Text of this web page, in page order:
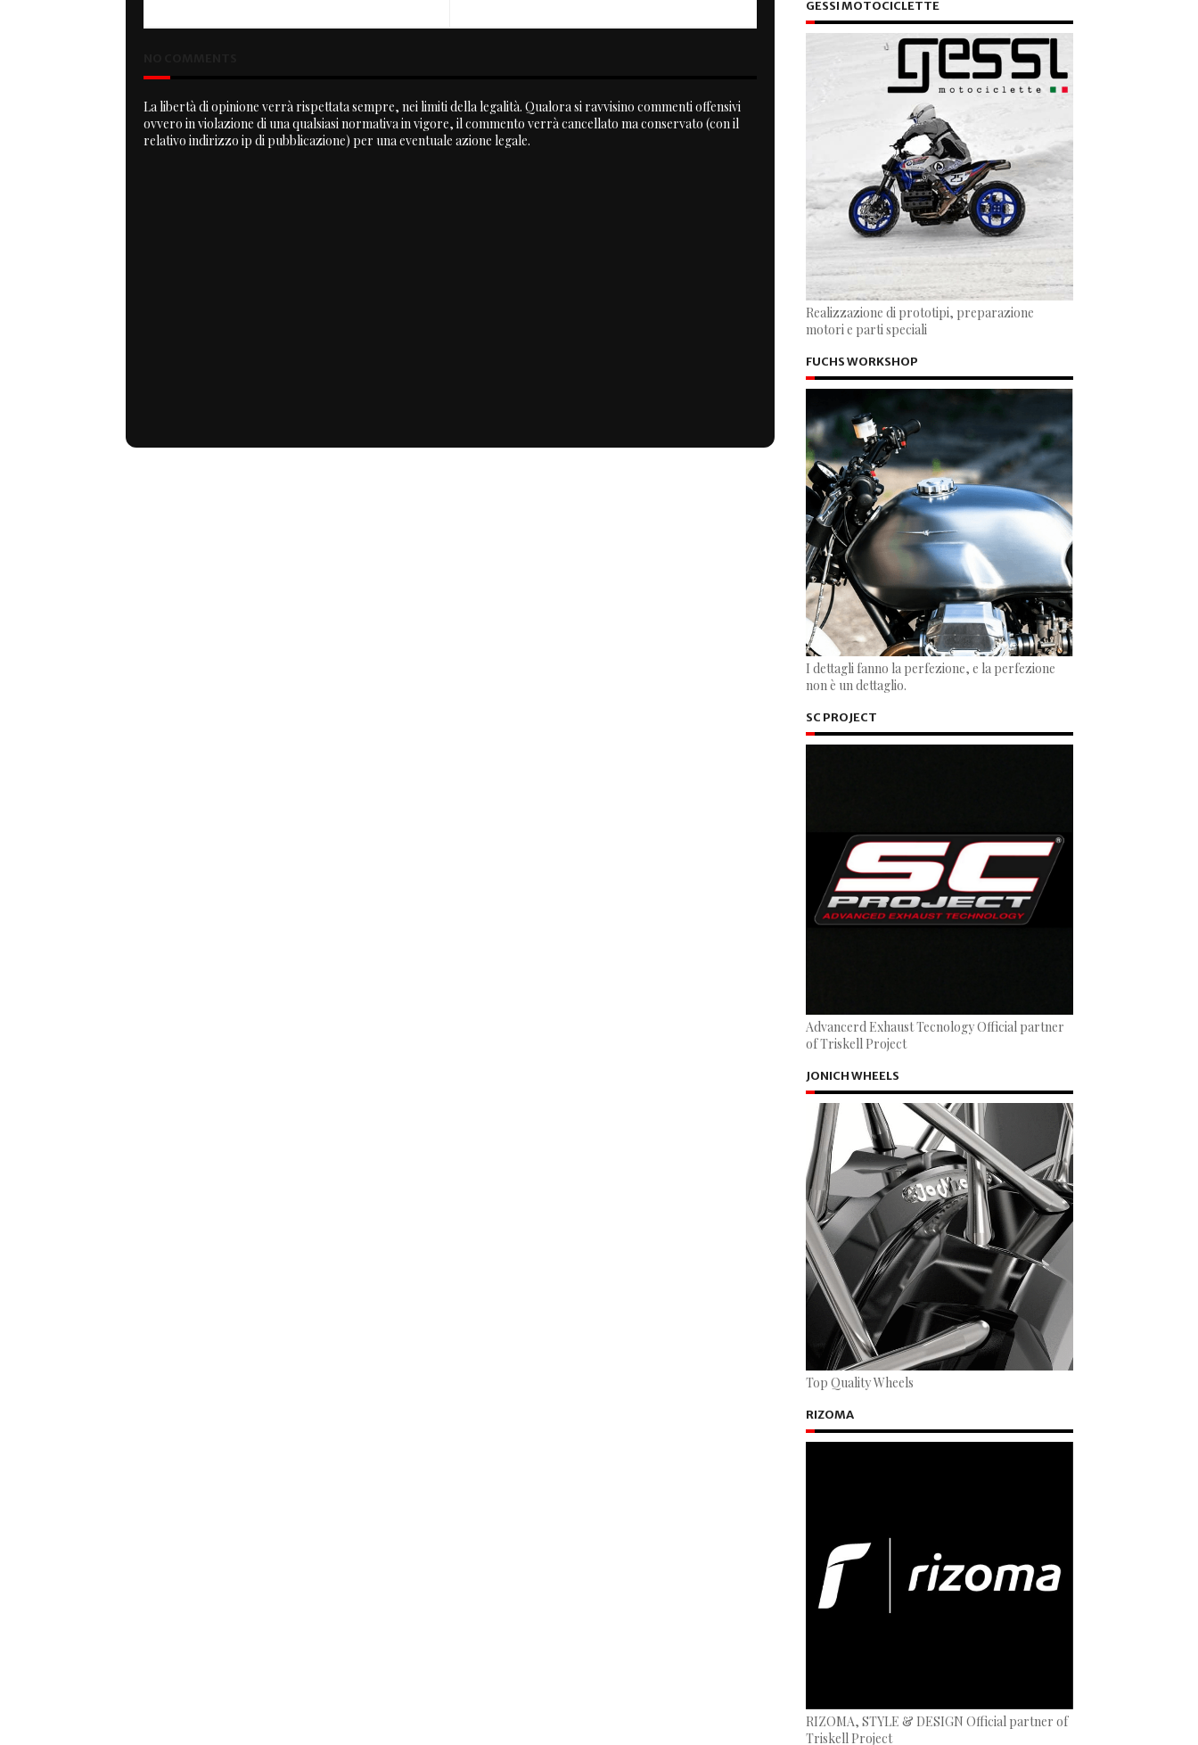
La libertà di opinione verrà rispettata sempre, nei limiti della legalità. Qualora si ravvisino commenti offensivi
ovvero in violazione di una qualsiasi normativa in vigore, il commento verrà cancellato ma conservato (con il
relativo indirizzo ip di pubblicazione) per una eventuale azione legale.
GESSI MOTOCICLETTE
Realizzazione di prototipi, preparazione
motori e parti speciali
FUCHS WORKSHOP
I dettagli fanno la perfezione, e la perfezione
non è un dettaglio.
SC PROJECT
Advancerd Exhaust Tecnology Official partner
of Triskell Project
JONICH WHEELS
Top Quality Wheels
RIZOMA
RIZOMA, STYLE & DESIGN Official partner of
Triskell Project